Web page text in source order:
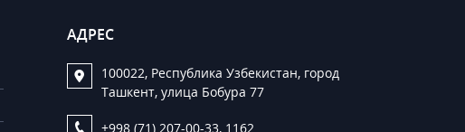
АДРЕС
100022, Республика Узбекистан, город
Ташкент, улица Бобура 77
+998 (71) 207-00-33, 1162